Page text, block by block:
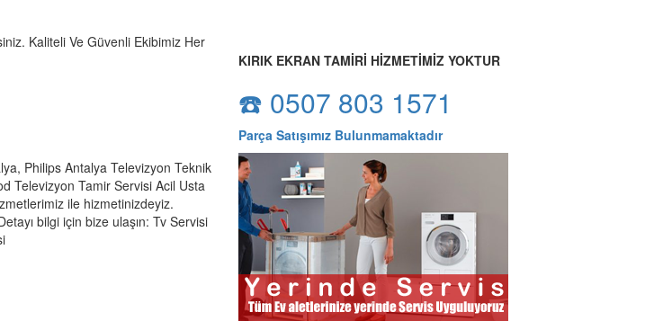
Kaliteli Ve Güvenli Ekibimiz Her
Philips Antalya Televizyon Teknik
Televizyon Tamir Servisi Acil Usta
ile hizmetinizdeyiz.
bilgi için bize ulaşın: Tv Servisi
KIRIK EKRAN TAMİRİ HİZMETİMİZ YOKTUR
☎️ 0507 803 1571
Parça Satışımız Bulunmamaktadır